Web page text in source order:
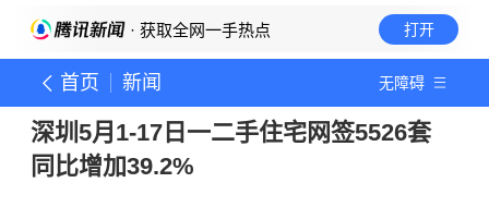
· 获取全网一手热点 打开
首页 新闻 无障碍
深圳5月1-17日一二手住宅网签5526套
同比增加39.2%